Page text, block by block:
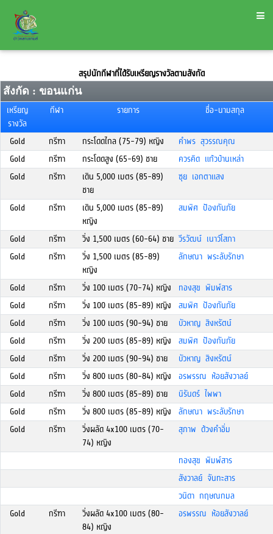
สรุปนักกีฬาที่ได้รับเหรียญรางวัลตามสังกัด
สังกัด : ขอนแก่น
เหรียญ
รางวัล
กีฬา รายการ ชื่อ-นามสกุล
Gold กรีฑา กระโดดไกล (75-79) หญิง
คำพร สุวรรณคุณ
Gold
กรีฑา กระโดดสูง (65-69) ชาย
ควรคิด แก้วบ้านเหล่า
Gold
กรีฑา
เดิน 5,000 เมตร (85-89)
ชาย
ซุย เอกตาแสง
Gold กรีฑา
เดิน 5,000 เมตร (85-89)
หญิง
สมพิศ ป้องกันภัย
Gold กรีฑา วิ่ง 1,500 เมตร (60-64) ชาย วีรวัฒน์ เนาว์โสภา
Gold
กรีฑา
วิ่ง 1,500 เมตร (85-89)
หญิง
ลักษณา พระลับรักษา
Gold กรีฑา วิ่ง 100 เมตร (70-74) หญิง
ทองสุข พิมพ์สาร
Gold
กรีฑา วิ่ง 100 เมตร (85-89) หญิง
สมพิศ ป้องกันภัย
Gold
กรีฑา วิ่ง 100 เมตร (90-94) ชาย
บัวหาญ สิงหรัตน์
Gold
กรีฑา วิ่ง 200 เมตร (85-89) หญิง
สมพิศ ป้องกันภัย
Gold
กรีฑา วิ่ง 200 เมตร (90-94) ชาย
บัวหาญ สิงหรัตน์
Gold
กรีฑา วิ่ง 800 เมตร (80-84) หญิง
อรพรรณ ห้อยสังวาลย์
Gold
กรีฑา วิ่ง 800 เมตร (85-89) ชาย
นิรันดร์ ไพพา
Gold
กรีฑา วิ่ง 800 เมตร (85-89) หญิง
ลักษณา พระลับรักษา
Gold
กรีฑา
วิ่งผลัด 4x100 เมตร (70-
74) หญิง
สุภาพ ด้วงคำอิ่ม
ทองสุข พิมพ์สาร
สังวาลย์ จันทะสาร
วนิดา กฤษณกมล
Gold
กรีฑา
วิ่งผลัด 4x100 เมตร (80-
84) หญิง
อรพรรณ ห้อยสังวาลย์